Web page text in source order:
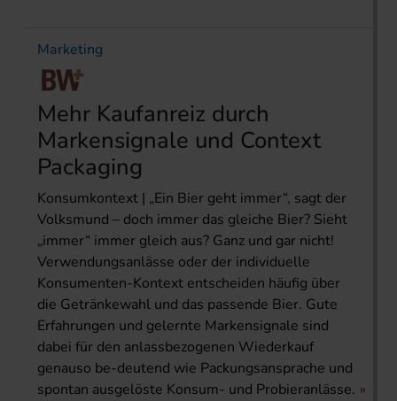
Marketing
Mehr Kaufanreiz durch
Markensignale und Context
Packaging
Konsumkontext | „Ein Bier geht immer“, sagt der
Volksmund – doch immer das gleiche Bier? Sieht
„immer“ immer gleich aus? Ganz und gar nicht!
Verwendungsanlässe oder der individuelle
Konsumenten-Kontext entscheiden häufig über
die Getränkewahl und das passende Bier. Gute
Erfahrungen und gelernte Markensig­nale sind
dabei für den anlassbezogenen Wiederkauf
genauso be-deutend wie Packungsansprache und
spontan ausgelöste Konsum- und Probieranlässe.